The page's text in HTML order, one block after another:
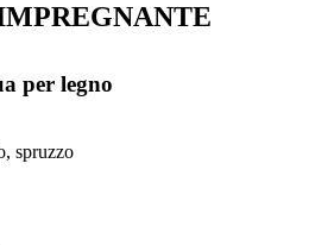
per legno
spruzzo